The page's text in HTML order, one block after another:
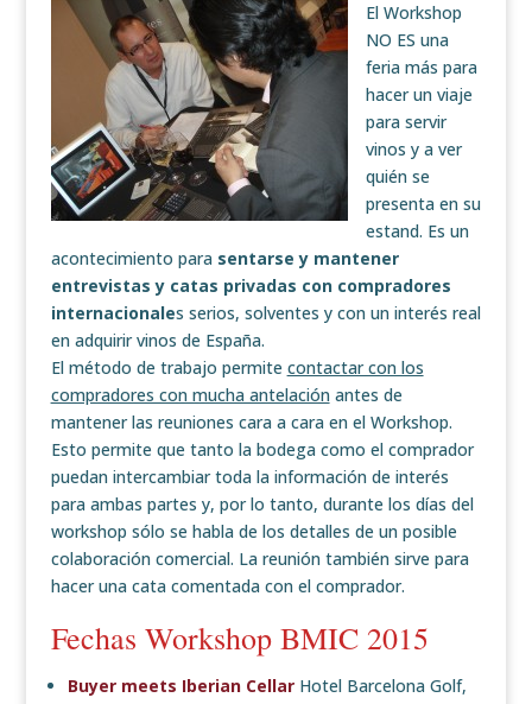
El Workshop
NO ES una
feria más para
hacer un viaje
para servir
vinos y a ver
quién se
presenta en su
estand. Es un
acontecimiento para sentarse y mantener
entrevistas y catas privadas con compradores
internacionales serios, solventes y con un interés real
en adquirir vinos de España.
El método de trabajo permite contactar con los
compradores con mucha antelaciónantes de
mantener las reuniones cara a cara en el Workshop.
Esto permite que tanto la bodega como el comprador
puedan intercambiar toda la información de interés
para ambas partes y, por lo tanto, durante los días del
workshop sólo se habla de los detalles de un posible
colaboración comercial. La reunión también sirve para
haceruna cata comentada con el comprador.
Fechas Workshop BMIC 2015
Buyer meets Iberian CellarHotel Barcelona Golf,